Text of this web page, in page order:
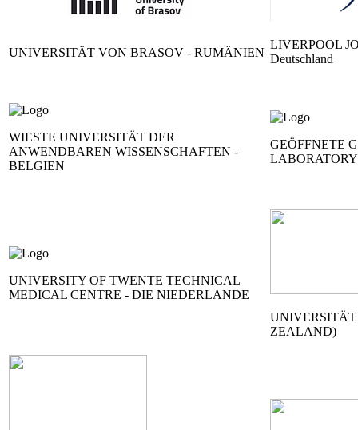
UNIVERSITÄT VON BRASOV - RUMÄNIEN
LIVERPOOL
Deutschland
WIESTE UNIVERSITÄT DER
ANWENDBAREN WISSENSCHAFTEN -
BELGIEN
GEÖFFNETE
UNIVERSITY OF TWENTE TECHNICAL
MEDICAL CENTRE - DIE NIEDERLANDE
ZEALAND)